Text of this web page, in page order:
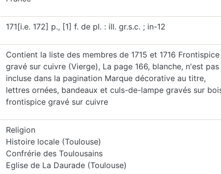
171[i.e. 172] p., [1] f. de pl. : ill. gr.s.c. ; in-12
Contient la liste des membres de 1715 et 1716 Frontispice
gravé sur cuivre (Vierge), La page 166, blanche, n'est pas
incluse dans la pagination Marque décorative au titre,
lettres ornées, bandeaux et culs-de-lampe gravés sur
frontispice gravé sur cuivre
Religion
Histoire locale (Toulouse)
Confrérie des Toulousains
Eglise de La Daurade (Toulouse)